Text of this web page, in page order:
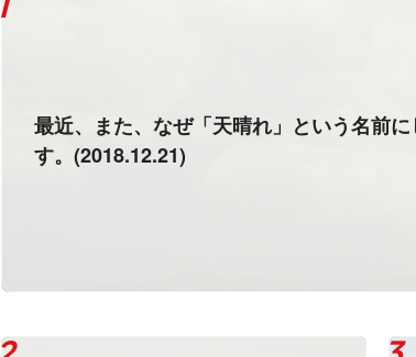
最近、また、なぜ「天晴れ」という名前
す。(2018.12.21)